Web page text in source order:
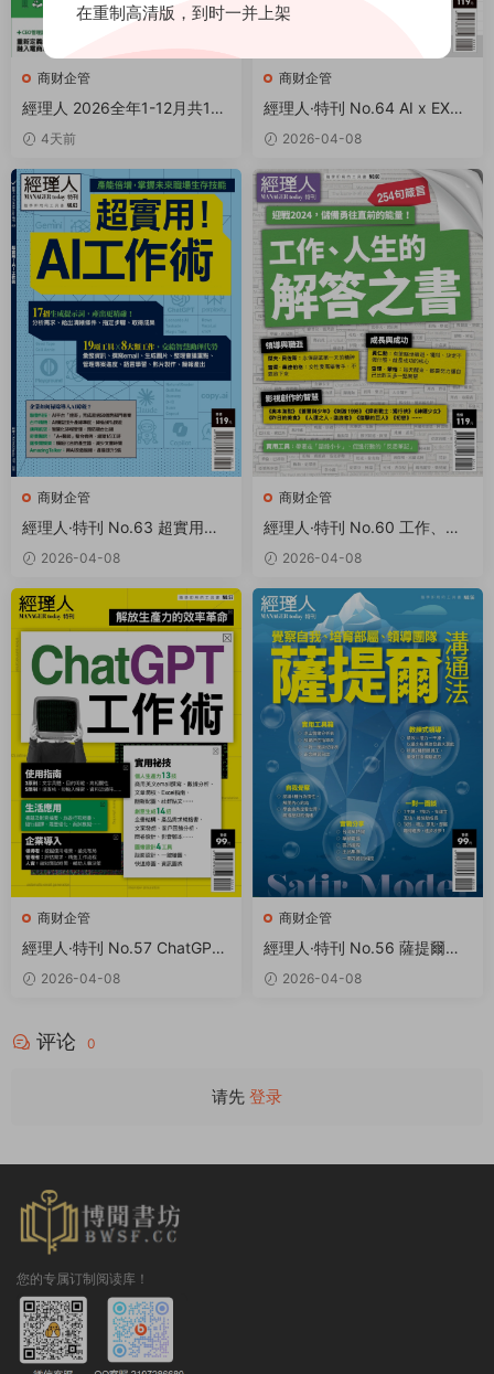
商财企管
經理人 2026全年1-12月共12
期 PDF
4天前
商财企管
經理人·特刊 No.64 AI x EXCE
L工作法 PDF
2026-04-08
商财企管
經理人·特刊 No.63 超實用！A
I工作術 PDF
2026-04-08
商财企管
經理人·特刊 No.60 工作、人
生的解答之書 PDF
2026-04-08
商财企管
經理人·特刊 No.57 ChatGPT
工作術 PDF
2026-04-08
商财企管
經理人·特刊 No.56 薩提爾溝
通法 PDF
2026-04-08
评论 0
请先 登录
您的专属订制阅读库！
在重制高清版，到时一并上架